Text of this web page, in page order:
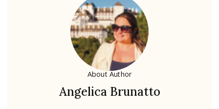
About Author
Angelica Brunatto